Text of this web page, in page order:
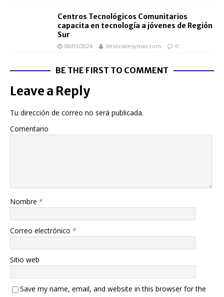
Centros Tecnológicos Comunitarios
capacita en tecnología a jóvenes de Región
Sur
08/03/2024 desocialesymas.com 0
BE THE FIRST TO COMMENT
Leave a Reply
Tu dirección de correo no será publicada.
Comentario
Nombre *
Correo electrónico *
Sitio web
Save my name, email, and website in this browser for the